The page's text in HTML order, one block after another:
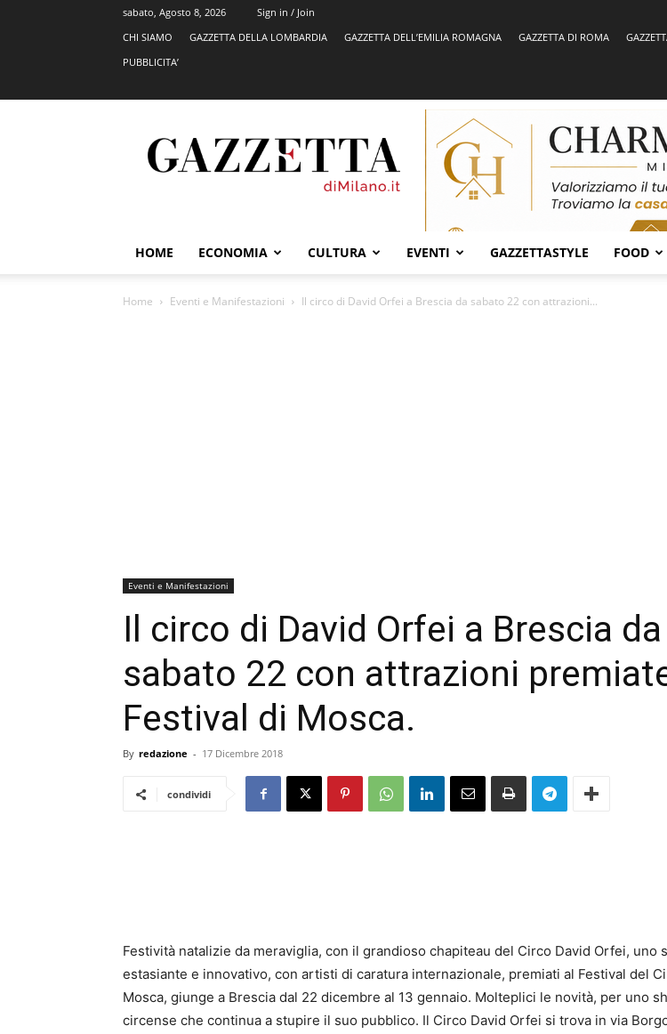
sabato, Agosto 8, 2026
Sign in / Join
CHI SIAMO
GAZZETTA DELLA LOMBARDIA GAZZETTA DELL’EMILIA ROMAGNA GAZZETTA DI ROMA
PUBBLICITA’
HOME ECONOMIA CULTURA EVENTI GAZZETTASTYLE FOOD
Home Eventi e Manifestazioni Il circo di David Orfei a Brescia da sabato 22 con attrazioni...
Eventi e Manifestazioni
Il circo di David Orfei a Brescia da
sabato 22 con attrazioni
Festival di Mosca.
By redazione - 17 Dicembre 2018
condividi
Festività natalizie da meraviglia, con il grandioso chapiteau del Circo David Orfei, uno
estasiante e innovativo, con artisti di caratura internazionale, premiati al Festival del
Mosca, giunge a Brescia dal 22 dicembre al 13 gennaio. Molteplici le novità, per uno
circense che continua a stupire il suo pubblico. Il Circo David Orfei si trova in via